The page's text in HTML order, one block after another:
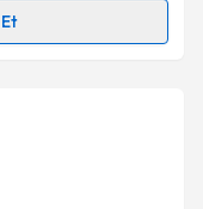
takvimi talebi
almanız için bir